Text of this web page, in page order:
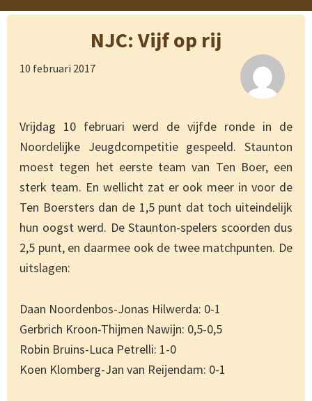
NJC: Vijf op rij
10 februari 2017
Vrijdag 10 februari werd de vijfde ronde in de
Noordelijke Jeugdcompetitie gespeeld. Staunton
moest tegen het eerste team van Ten Boer, een
sterk team. En wellicht zat er ook meer in voor de
Ten Boersters dan de 1,5 punt dat toch uiteindelijk
hun oogst werd. De Staunton-spelers scoorden dus
2,5 punt, en daarmee ook de twee matchpunten. De
uitslagen:
Daan Noordenbos-Jonas Hilwerda: 0-1
Gerbrich Kroon-Thijmen Nawijn: 0,5-0,5
Robin Bruins-Luca Petrelli: 1-0
Koen Klomberg-Jan van Reijendam: 0-1